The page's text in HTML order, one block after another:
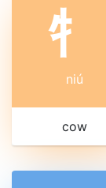
牜
niú
cow